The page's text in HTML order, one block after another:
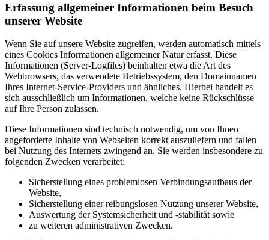
Erfassung allgemeiner Informationen beim Besuch
unserer Website
Wenn Sie auf unsere Website zugreifen, werden automatisch mittels
eines Cookies Informationen allgemeiner Natur erfasst. Diese
Informationen (Server-Logfiles) beinhalten etwa die Art des
Webbrowsers, das verwendete Betriebssystem, den Domainnamen
Ihres Internet-Service-Providers und ähnliches. Hierbei handelt es
sich ausschließlich um Informationen, welche keine Rückschlüsse
auf Ihre Person zulassen.
Diese Informationen sind technisch notwendig, um von Ihnen
angeforderte Inhalte von Webseiten korrekt auszuliefern und fallen
bei Nutzung des Internets zwingend an. Sie werden insbesondere zu
folgenden Zwecken verarbeitet:
Sicherstellung eines problemlosen Verbindungsaufbaus der
Website,
Sicherstellung einer reibungslosen Nutzung unserer Website,
Auswertung der Systemsicherheit und -stabilität sowie
zu weiteren administrativen Zwecken.